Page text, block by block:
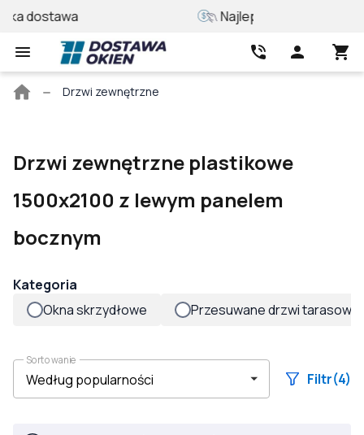
Najlepsza cena
Strona
Drzwi zewnętrzne
Drzwi zewnętrzne plastikowe
1500x2100 z lewym panelem
bocznym
Kategoria
Okna skrzydłowe
Przesuwane drzwi tarasowe
Sortowanie
Filtr(4)